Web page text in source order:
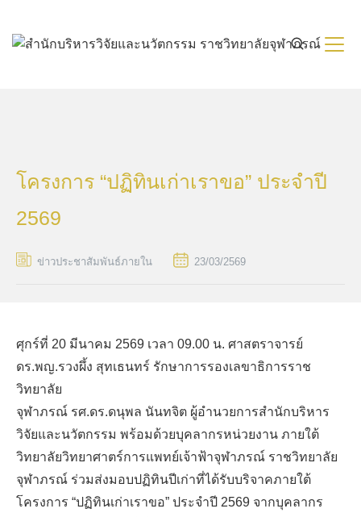
content
โครงการ “ปฏิทินเก่าเราขอ” ประจำปี
2569
ข่าวประชาสัมพันธ์ภายใน 23/03/2569
ศุกร์ที่ 20 มีนาคม 2569 เวลา 09.00 น. ศาสตราจารย์
ดร.พญ.รวงผึ้ง สุทเธนทร์ รักษาการรองเลขาธิการราช
วิทยาลัย
จุฬาภรณ์ รศ.ดร.ดนุพล นันทจิต ผู้อำนวยการสำนักบริหาร
วิจัยและนวัตกรรม พร้อมด้วยบุคลากรหน่วยงาน ภายใต้
วิทยาลัยวิทยาศาตร์การแพทย์เจ้าฟ้าจุฬาภรณ์ ราชวิทยาลัย
จุฬาภรณ์ ร่วมส่งมอบปฏิทินปีเก่าที่ได้รับบริจาคภายใต้
โครงการ “ปฏิทินเก่าเราขอ” ประจำปี 2569 จากบุคลากร